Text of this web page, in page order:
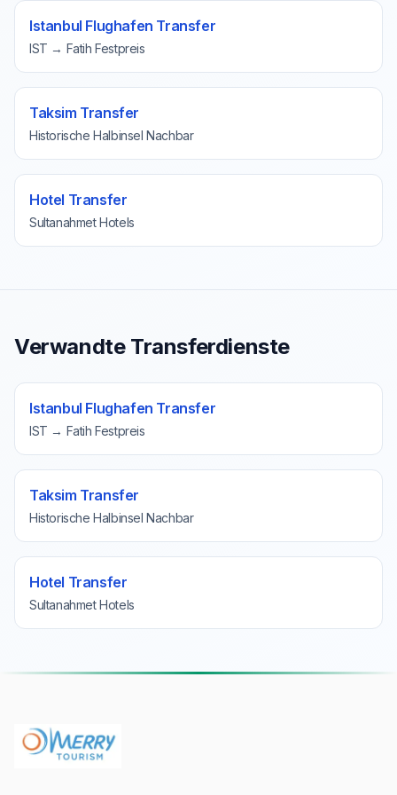
Istanbul Flughafen Transfer
IST → Fatih Festpreis
Taksim Transfer
Historische Halbinsel Nachbar
Hotel Transfer
Sultanahmet Hotels
Verwandte Transferdienste
Istanbul Flughafen Transfer
IST → Fatih Festpreis
Taksim Transfer
Historische Halbinsel Nachbar
Hotel Transfer
Sultanahmet Hotels